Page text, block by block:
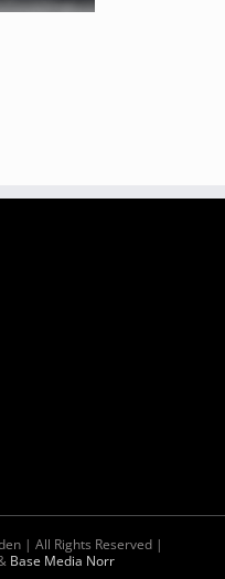
| All Rights Reserved |
Base Media Norr